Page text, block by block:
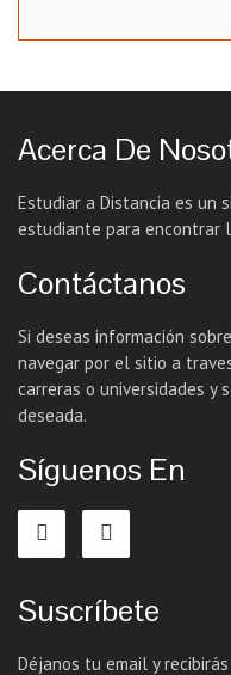
Acerca De
Estudiar a Distancia es un
estudiante para encontrar
Contáctanos
Si deseas información
navegar por el sitio a
carreras o universidades y
deseada.
Síguenos En
Suscríbete
Déjanos tu email y